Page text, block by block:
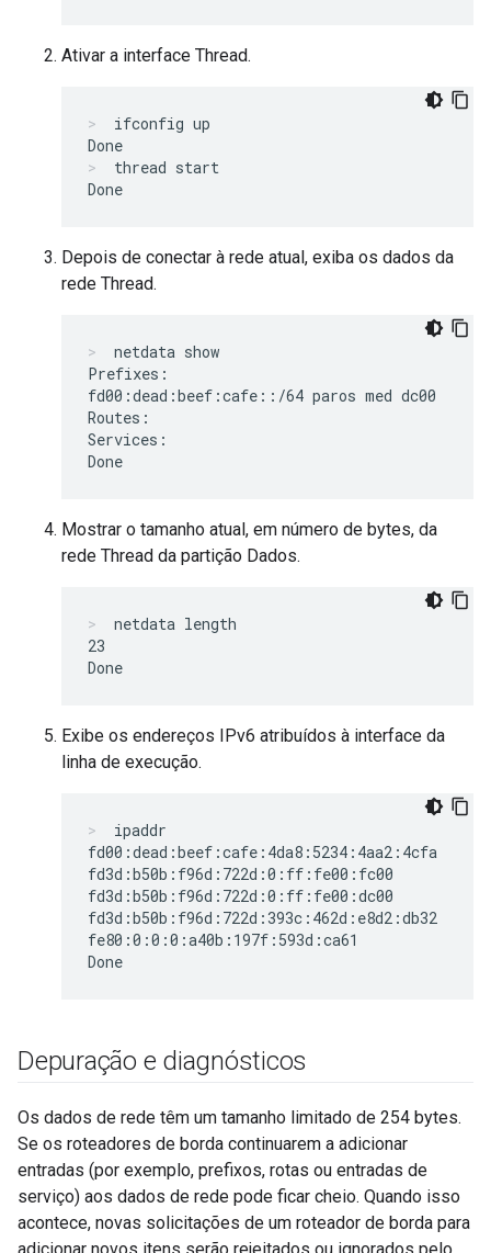
Ativar a interface Thread.
ifconfig up
thread start
Depois de conectar à rede atual, exiba os dados da
rede Thread.
netdata show
Prefixes:
fd00:dead:beef:cafe::/64 paros med dc00
Routes:
Services:
Mostrar o tamanho atual, em número de bytes, da
rede Thread da partição Dados.
netdata length
23
Exibe os endereços IPv6 atribuídos à interface da
linha de execução.
ipaddr
fd00:dead:beef:cafe:4da8:5234:4aa2:4cfa
fd3d:b50b:f96d:722d:0:ff:fe00:fc00
fd3d:b50b:f96d:722d:0:ff:fe00:dc00
fd3d:b50b:f96d:722d:393c:462d:e8d2:db32
fe80:0:0:0:a40b:197f:593d:ca61
Depuração e diagnósticos
Os dados de rede têm um tamanho limitado de 254 bytes.
Se os roteadores de borda continuarem a adicionar
entradas (por exemplo, prefixos, rotas ou entradas de
serviço) aos dados de rede pode ficar cheio. Quando isso
acontece, novas solicitações de um roteador de borda para